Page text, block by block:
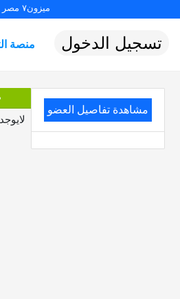
ميزون٧ مصر
منصة تسجيل الدخول
مشاهدة تفاصيل العضو